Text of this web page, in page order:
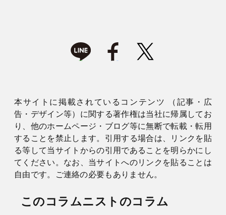
本サイトに掲載されているコンテンツ （記事・広
告・デザイン等）に関する著作権は当社に帰属してお
り、他のホームページ・ブログ等に無断で転載・転用
することを禁止します。引用する場合は、リンクを貼
る等して当サイトからの引用であることを明らかにし
てください。なお、当サイトへのリンクを貼ることは
自由です。ご連絡の必要もありません。
このコラムニストのコラム